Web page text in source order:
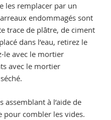
les remplacer par un
endommagés sont
trace de plâtre, de ciment
dans l’eau, retirez le
le avec le mortier
avec le mortier
assemblant à l’aide de
pour combler les vides.